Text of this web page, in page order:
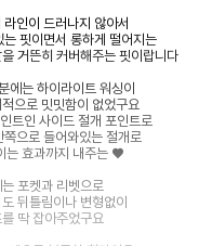
인이 드러나지 않아서
핏이면서 롱하게 떨어지는
거뜬히 커버해주는 핏이랍니다
에는 하이라이트 워싱이
으로 밋밋함이 없었구요
트인 사이드 절개 포인트로
으로 들어와있는 절개로
는 효과까지 내주는 ♥
포켓과 리벳으로
뒤틀림이나 변형없이
딱 잡아주었구요